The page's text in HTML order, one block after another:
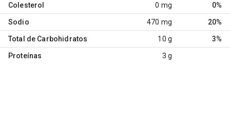
Colesterol 0 mg 0%
Sodio 470 mg 20%
Total de Carbohidratos 10 g 3%
Proteínas 3 g